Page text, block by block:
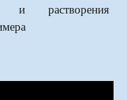
и растворения